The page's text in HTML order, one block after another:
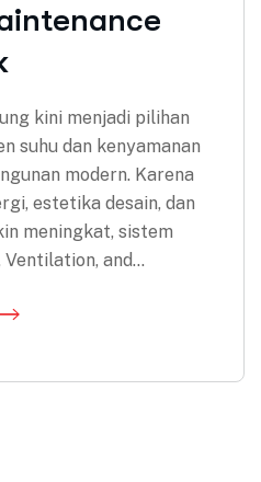
kini menjadi pilihan
suhu dan kenyamanan
modern. Karena
estetika desain, dan
meningkat, sistem
Ventilation, and…